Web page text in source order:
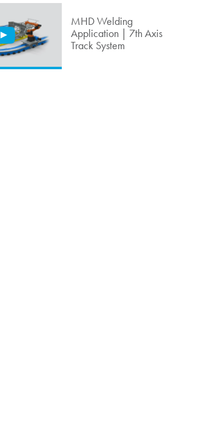
MHD Welding
Application | 7th Axis
Track System